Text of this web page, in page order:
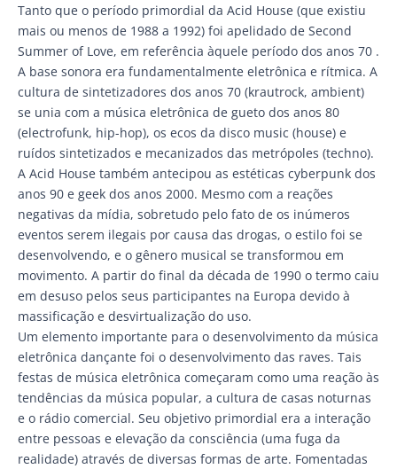
Tanto que o período primordial da Acid House (que existiu
mais ou menos de 1988 a 1992) foi apelidado de Second
Summer of Love, em referência àquele período dos anos 70 .
A base sonora era fundamentalmente eletrônica e rítmica. A
cultura de sintetizadores dos anos 70 (krautrock, ambient)
se unia com a música eletrônica de gueto dos anos 80
(electrofunk, hip-hop), os ecos da disco music (house) e
ruídos sintetizados e mecanizados das metrópoles (techno).
A Acid House também antecipou as estéticas cyberpunk dos
anos 90 e geek dos anos 2000. Mesmo com a reações
negativas da mídia, sobretudo pelo fato de os inúmeros
eventos serem ilegais por causa das drogas, o estilo foi se
desenvolvendo, e o gênero musical se transformou em
movimento. A partir do final da década de 1990 o termo caiu
em desuso pelos seus participantes na Europa devido à
massificação e desvirtualização do uso.
Um elemento importante para o desenvolvimento da música
eletrônica dançante foi o desenvolvimento das raves. Tais
festas de música eletrônica começaram como uma reação às
tendências da música popular, a cultura de casas noturnas
e o rádio comercial. Seu objetivo primordial era a interação
entre pessoas e elevação da consciência (uma fuga da
realidade) através de diversas formas de arte. Fomentadas